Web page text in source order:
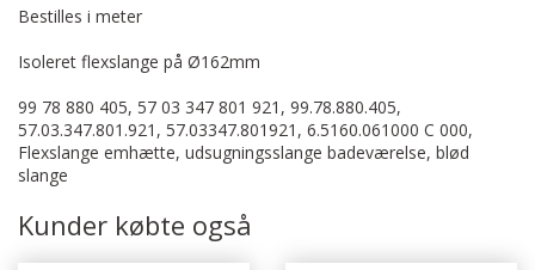
Bestilles i meter
Isoleret flexslange på Ø162mm
99 78 880 405, 57 03 347 801 921, 99.78.880.405,
57.03.347.801.921, 57.03347.801921, 6.5160.061000 C 000,
Flexslange emhætte, udsugningsslange badeværelse, blød
slange
Kunder købte også